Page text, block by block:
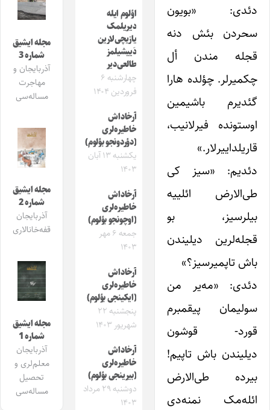
دئدی: «بویون
سحردن بئش دنه
قجله مندن أل
چکمیرلر. چؤلده هارا
گئدیرم باشیمین
اوستونده فیرلانیب،
قاریلداییرلار.»
دئدیم: «سیز کی
طی‌الارض ائلییه
بیلرسیز، بو
قجله‌لرین دیلیندن
باش تاپمیرسیز؟»
دئدی: «مه‌یر من
سولیمان پیقمبرم
قورد- قوشون
دیلیندن باش تاپیم!
بیرده طی‌الارض
ائله‌مک نمنه‌دی
اؤلوم ایله
دیریلمک
یازیچی‌لارین
دَییشیلمز
طالعی‌دیر
چهارشنبه ۶
فروردین ۱۴۰۴
آرخاداش
خاطیره‌لری
(دؤردونجو بؤلوم)
یکشنبه ۱۳ آبان
۱۴۰۳
آرخاداش
خاطیره‌لری
(اوچونجو بؤلوم)
جمعه ۶ مهر
۱۴۰۳
آرخاداش
خاطیره‌لری
(ایکینجی بؤلوم)
پنجشنبه ۲۲
شهریور ۱۴۰۳
آرخاداش
خاطیره‌لری
(بیرینجی بؤلوم)
دوشنبه ۲۹ مرداد
۱۴۰۳
مجله ایشیق
شماره 3
آذربایجان و
مهاجرت
مساله‌سی
مجله ایشیق
شماره 2
آذربایجان
قفه‌خانالاری
مجله ایشیق
شماره 1
آذربایجان
معلم‌لری و
تحصیل
مساله‌سی